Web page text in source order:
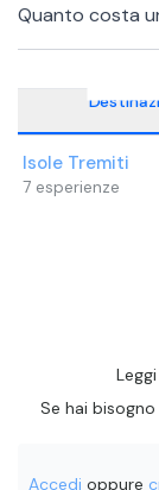
Quanto costa
Isole Tremiti
7 esperienze
Se hai
Accedi oppure